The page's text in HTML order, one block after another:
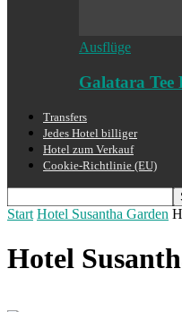
Ausflüge
Galatara Tee
Transfers
Jedes Hotel billiger
Hotel zum Verkauf
Cookie-Richtlinie (EU)
Start Hotel Susantha Garden
Hotel